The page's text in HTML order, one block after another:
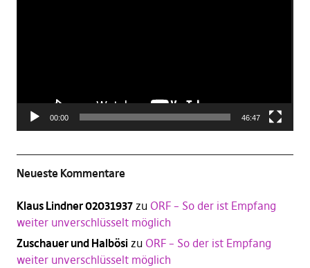
00:00 46:47
Neueste Kommentare
Klaus Lindner 02031937zu ORF – So der ist Empfang
weiter unverschlüsselt möglich
Zuschauer und Halbösi zu ORF – So der ist Empfang
weiter unverschlüsselt möglich